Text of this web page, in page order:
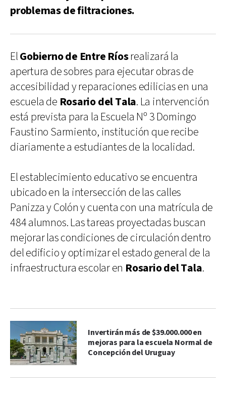
problemas de filtraciones.
ElGobierno de Entre Ríosrealizará la
apertura de sobres para ejecutar obras de
accesibilidad y reparaciones edilicias en una
escuela de Rosario del Tala. La intervención
está prevista para la Escuela Nº 3 Domingo
Faustino Sarmiento, institución que recibe
diariamente a estudiantes de la localidad.
El establecimiento educativo se encuentra
ubicado en la intersección de las calles
Panizza y Colón y cuenta con una matrícula de
484 alumnos. Las tareas proyectadas buscan
mejorar las condiciones de circulación dentro
del edificio y optimizar el estado general de la
infraestructura escolar en Rosario del Tala.
Invertirán más de $39.000.000 en
mejoras para la escuela Normal de
Concepción del Uruguay